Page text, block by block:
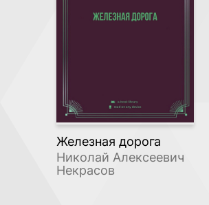
Железная дорога
Николай Алексеевич
Некрасов